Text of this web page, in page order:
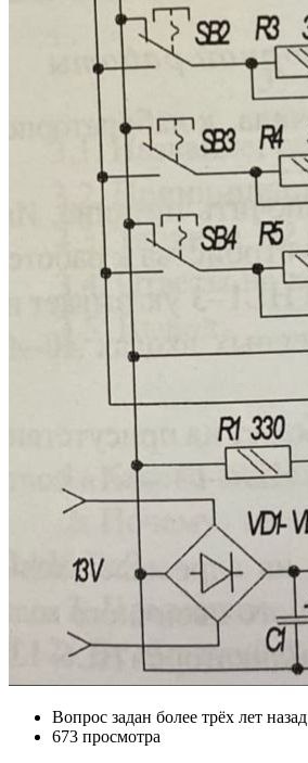
Вопрос задан более трёх лет назад
673 просмотра